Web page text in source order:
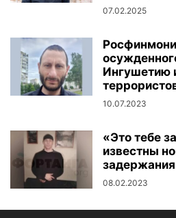
07.02.2025
Ингушетию
10.07.2023
«Это тебе
известны
08.02.2023